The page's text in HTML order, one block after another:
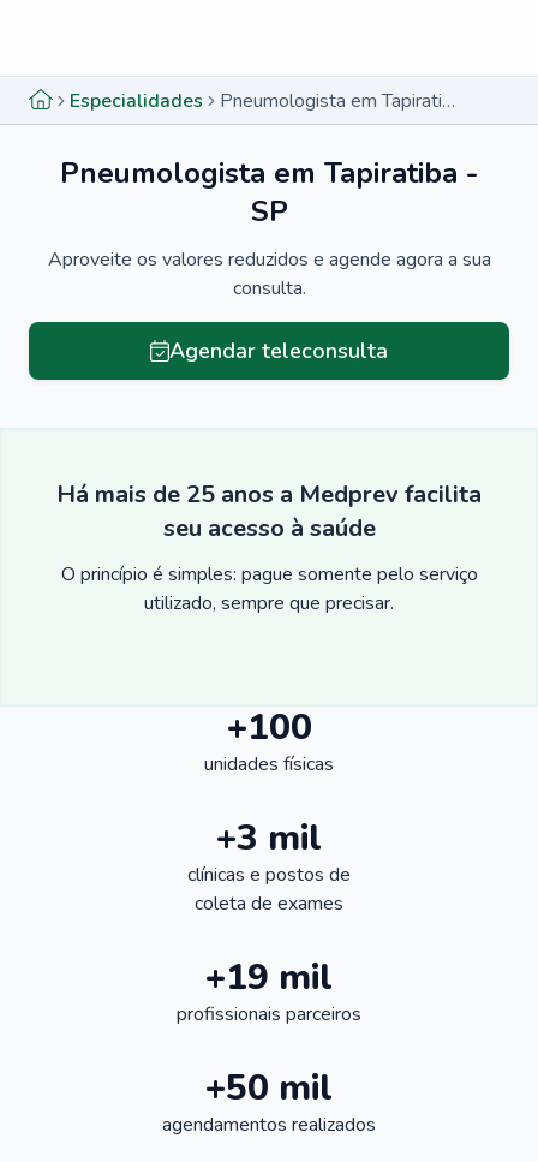
Especialidades Pneumologista em Tapiratiba - SP
Pneumologista em Tapiratiba -
SP
Aproveite os valores reduzidos e agende agora a sua
consulta.
Agendar teleconsulta
Há mais de 25 anos a Medprev facilita
seu acesso à saúde
O princípio é simples: pague somente pelo serviço
utilizado, sempre que precisar.
+100
unidades físicas
+3 mil
clínicas e postos de
coleta de exames
+19 mil
profissionais parceiros
+50 mil
agendamentos realizados